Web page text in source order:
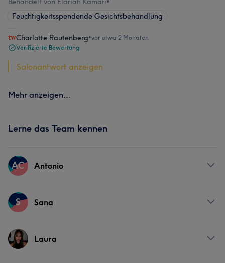
Feuchtigkeitsspendende Gesichtsbehandlung
Charlotte Rautenberg•vor etwa 2 Monaten
Verifizierte Bewertung
Salonantwort anzeigen
Mehr anzeigen...
Lerne das Team kennen
AC Antonio
Services
S Sana
ServicesLaura